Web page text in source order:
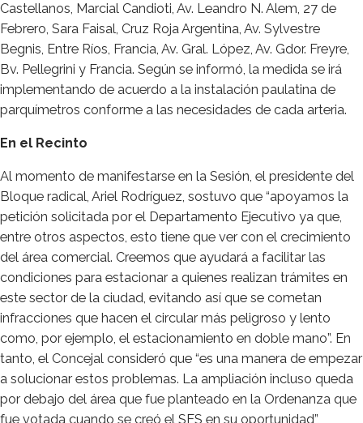
Castellanos, Marcial Candioti, Av. Leandro N. Alem, 27 de
Febrero, Sara Faisal, Cruz Roja Argentina, Av. Sylvestre
Begnis, Entre Ríos, Francia, Av. Gral. López, Av. Gdor. Freyre,
Bv. Pellegrini y Francia. Según se informó, la medida se irá
implementando de acuerdo a la instalación paulatina de
parquímetros conforme a las necesidades de cada arteria.
En el Recinto
Al momento de manifestarse en la Sesión, el presidente del
Bloque radical, Ariel Rodríguez, sostuvo que “apoyamos la
petición solicitada por el Departamento Ejecutivo ya que,
entre otros aspectos, esto tiene que ver con el crecimiento
del área comercial. Creemos que ayudará a facilitar las
condiciones para estacionar a quienes realizan trámites en
este sector de la ciudad, evitando así que se cometan
infracciones que hacen el circular más peligroso y lento
como, por ejemplo, el estacionamiento en doble mano”. En
tanto, el Concejal consideró que “es una manera de empezar
a solucionar estos problemas. La ampliación incluso queda
por debajo del área que fue planteado en la Ordenanza que
fue votada cuando se creó el SES en su oportunidad”,